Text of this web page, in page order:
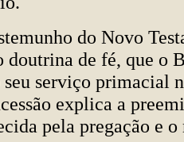
do Novo
doutrina de fé, que o
seu serviço primacial
explica a
pela pregação e